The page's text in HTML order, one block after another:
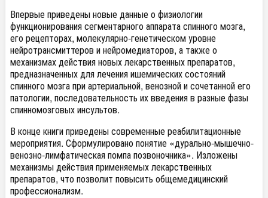
Впервые приведены новые данные о физиологии
функционирования сегментарного аппарата спинного мозга,
его рецепторах, молекулярно-генетическом уровне
нейротрансмиттеров и нейромедиаторов, а также о
механизмах действия новых лекарственных препаратов,
предназначенных для лечения ишемических состояний
спинного мозга при артериальной, венозной и сочетанной его
патологии, последовательность их введения в разные фазы
спинномозговых инсультов.
В конце книги приведены современные реабилитационные
мероприятия. Сформулировано понятие «дурально-мышечно-
венозно-лимфатическая помпа позвоночника». Изложены
механизмы действия применяемых лекарственных
препаратов, что позволит повысить общемедицинский
профессионализм.